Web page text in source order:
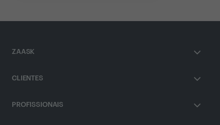
ZAASK
CLIENTES
PROFISSIONAIS